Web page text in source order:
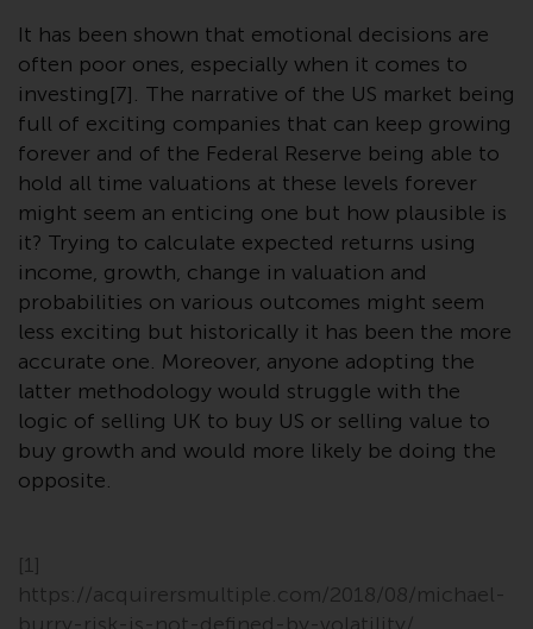
Anlageberatung und
berücksichtigt nicht die
Anlagebedürfnisse eines
bestimmten Anlegers oder
bestimmter Anleger.
Nichts auf dieser Website sollte
als Anlage-, Steuer-, Rechts- oder
sonstige Beratung ausgelegt
werden.
Risikowarnung
Die frühere Wertentwicklung
eines von Redwheel verwalteten
daraus erzielten Erträge können
It has been shown that emotional decisions are
often poor ones, especially when it comes to
investing[7]. The narrative of the US market being
full of exciting companies that can keep growing
forever and of the Federal Reserve being able to
hold all time valuations at these levels forever
might seem an enticing one but how plausible is
it? Trying to calculate expected returns using
income, growth, change in valuation and
probabilities on various outcomes might seem
less exciting but historically it has been the more
accurate one. Moreover, anyone adopting the
latter methodology would struggle with the
logic of selling UK to buy US or selling value to
buy growth and would more likely be doing the
opposite.
[1]
https://acquirersmultiple.com/2018/08/michael-